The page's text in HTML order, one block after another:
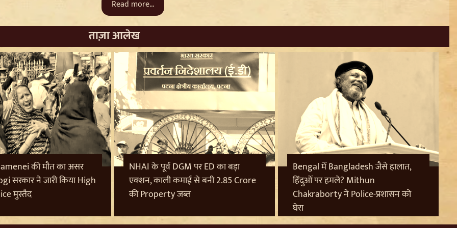
Read more...
ताज़ा आलेख
की मौत का असर
सरकार ने जारी किया High
मुस्तैद
NHAI के पूर्व DGM पर ED का बड़ा
एक्शन, काली कमाई से बनी 2.85 Crore
की Property जब्त
Bengal में Bangladesh जैसे हालात,
हिंदुओं पर हमले? Mithun
Chakraborty ने Police-प्रशासन को
घेरा